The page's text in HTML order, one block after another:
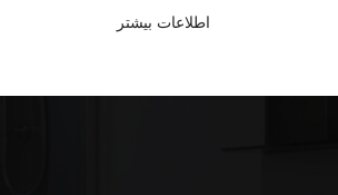
اطلاعات بیشتر